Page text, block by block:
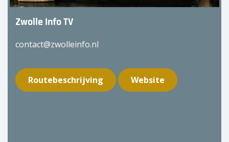
Zwolle Info TV
contact@zwolleinfo.nl
Routebeschrijving Website